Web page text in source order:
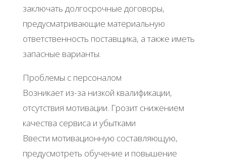
заключать долгосрочные договоры,
предусматривающие материальную
ответственность поставщика, а также иметь
запасные варианты.
Проблемы с персоналом
Возникает из-за низкой квалификации,
отсутствия мотивации. Грозит снижением
качества сервиса и убытками
Ввести мотивационную составляющую,
предусмотреть обучение и повышение